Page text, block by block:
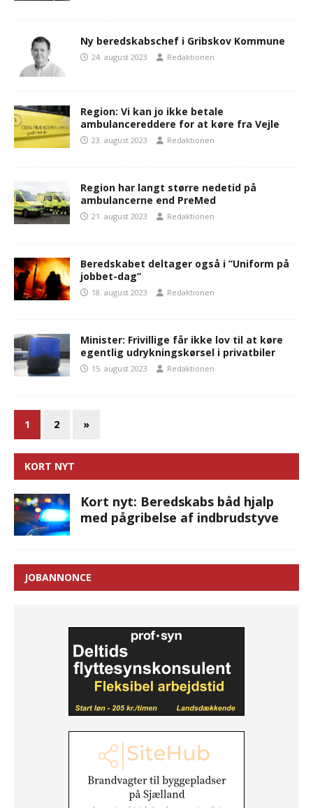
Ny beredskabschef i Gribskov Kommune
24. august 2023 Redaktionen
Region: Vi kan jo ikke betale
ambulancereddere for at køre fra Vejle
23. august 2023 Redaktionen
Region har langt større nedetid på
ambulancerne end PreMed
21. august 2023 Redaktionen
Beredskabet deltager også i ”Uniform på
jobbet-dag”
18. august 2023 Redaktionen
Minister: Frivillige får ikke lov til at køre
egentlig udrykningskørsel i privatbiler
15. august 2023 Redaktionen
1 2 »
KORT NYT
Kort nyt: Beredskabs båd hjalp
med pågribelse af indbrudstyve
JOBANNONCE